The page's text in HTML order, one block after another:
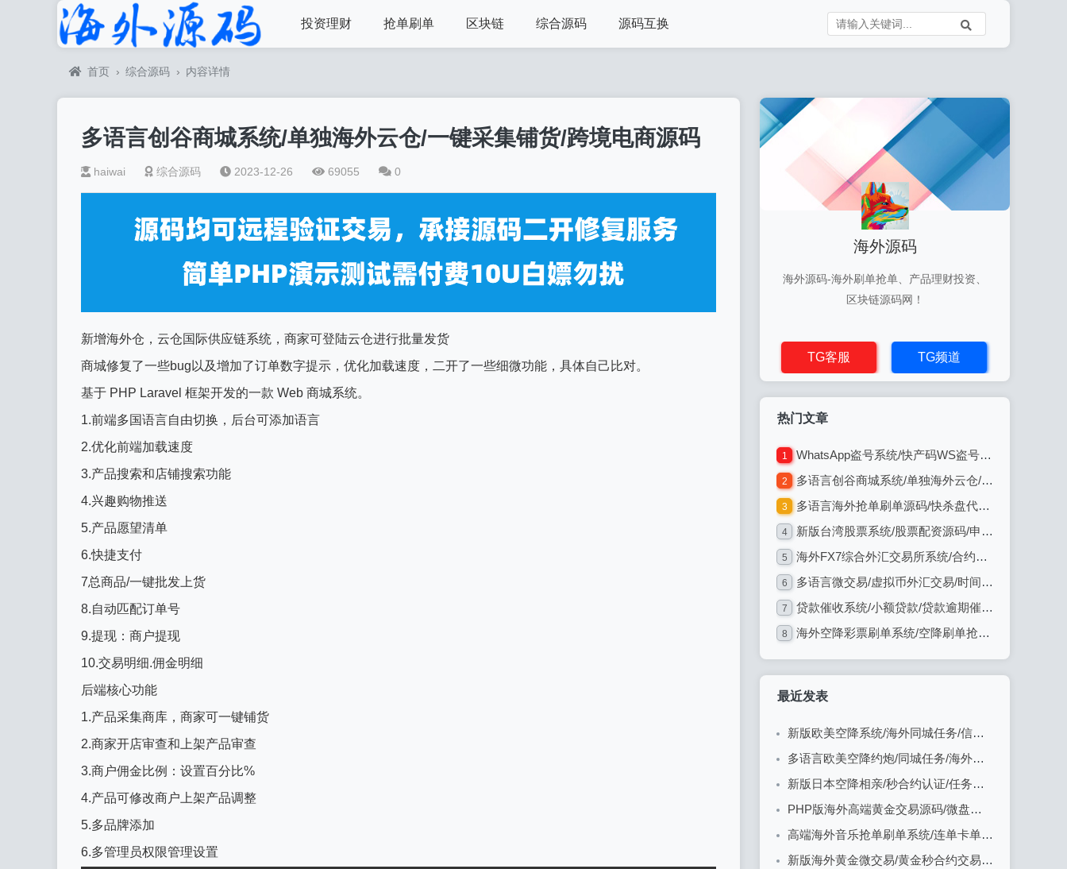
投资理财 抢单刷单 区块链 综合源码 源码互换
首页 › 综合源码 › 内容详情
多语言创谷商城系统/单独海外云仓/一键采集铺货/跨境电商源码
haiwai 综合源码 2023-12-26 69055 0
新增海外仓，云仓国际供应链系统，商家可登陆云仓进行批量发货
商城修复了一些bug以及增加了订单数字提示，优化加载速度，二开了一些细微功能，具体自己比对。
基于 PHP Laravel 框架开发的一款 Web 商城系统。
1.前端多国语言自由切换，后台可添加语言
2.优化前端加载速度
3.产品搜索和店铺搜索功能
4.兴趣购物推送
5.产品愿望清单
6.快捷支付
7总商品/一键批发上货
8.自动匹配订单号
9.提现：商户提现
10.交易明细.佣金明细
后端核心功能
1.产品采集商库，商家可一键铺货
2.商家开店审查和上架产品审查
3.商户佣金比例：设置百分比%
4.产品可修改商户上架产品调整
5.多品牌添加
6.多管理员权限管理设置
海外源码
海外源码-海外刷单抢单、产品理财投资、
区块链源码网！
TG客服 TG频道
热门文章
1 WhatsApp盗号系统/快产码WS盗号/网页版盗Ws系统/Java全开源
2 多语言创谷商城系统/单独海外云仓/一键采集铺货/跨境电商源码
3 多语言海外抢单刷单源码/快杀盘代理/业务员/亚马逊60关卡任务
4 新版台湾股票系统/股票配资源码/申购折扣交易系统
5 海外FX7综合外汇交易所系统/合约挂单交易/秒合约/K线全局控
6 多语言微交易/虚拟币外汇交易/时间盘/微盘系统
7 贷款催收系统/小额贷款/贷款逾期催收/java开发
8 海外空降彩票刷单系统/空降刷单抢单/同城任务/系统彩
最近发表
新版欧美空降系统/海外同城任务/信用分/空降约炮
多语言欧美空降约炮/同城任务/海外空降系统
新版日本空降相亲/秒合约认证/任务认证/空降微交易
PHP版海外高端黄金交易源码/微盘微交易/黄金投资交易
高端海外音乐抢单刷单系统/连单卡单/前端uniapp
新版海外黄金微交易/黄金秒合约交易/黄金投资/前端VUE